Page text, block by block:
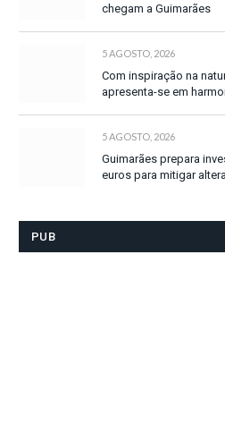
chegam a Guimarães
5 AGOSTO, 2026
Com inspiração na
apresenta-se em
5 AGOSTO, 2026
Guimarães prepara
euros para mitigar
PUB